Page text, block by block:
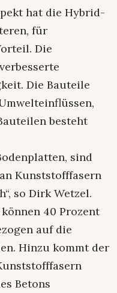
hat die Hybrid-
für
Die
Die Bauteile
besteht
sind
Kunststofffasern
so Dirk Wetzel.
40 Prozent
auf die
Hinzu kommt der
Betons